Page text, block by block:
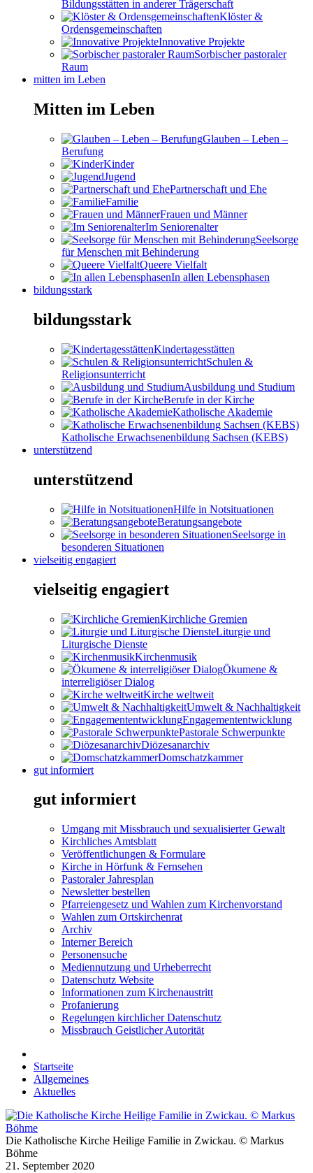
Bildungsstätten in anderer Trägerschaft
Klöster &
Ordensgemeinschaften
Innovative Projekte
Sorbischer pastoraler
Raum
mitten im Leben
Mitten im Leben
Glauben – Leben –
Berufung
Kinder
Jugend
Partnerschaft und Ehe
Familie
Frauen und Männer
Im Seniorenalter
Seelsorge
für Menschen mit Behinderung
Queere Vielfalt
In allen Lebensphasen
bildungsstark
bildungsstark
Kindertagesstätten
Schulen &
Religionsunterricht
Ausbildung und Studium
Berufe in der Kirche
Katholische Akademie
Katholische Erwachsenenbildung Sachsen (KEBS)
unterstützend
unterstützend
Hilfe in Notsituationen
Beratungsangebote
Seelsorge in
besonderen Situationen
vielseitig engagiert
vielseitig engagiert
Kirchliche Gremien
Liturgie und
Liturgische Dienste
Kirchenmusik
Ökumene &
interreligiöser Dialog
Kirche weltweit
Umwelt & Nachhaltigkeit
Engagemententwicklung
Pastorale Schwerpunkte
Diözesanarchiv
Domschatzkammer
gut informiert
gut informiert
Umgang mit Missbrauch und sexualisierter Gewalt
Kirchliches Amtsblatt
Veröffentlichungen & Formulare
Kirche in Hörfunk & Fernsehen
Pastoraler Jahresplan
Newsletter bestellen
Pfarreiengesetz und Wahlen zum Kirchenvorstand
Wahlen zum Ortskirchenrat
Archiv
Interner Bereich
Personensuche
Mediennutzung und Urheberrecht
Datenschutz Website
Informationen zum Kirchenaustritt
Profanierung
Regelungen kirchlicher Datenschutz
Missbrauch Geistlicher Autorität
Startseite
Allgemeines
Aktuelles
Die Katholische Kirche Heilige Familie in Zwickau. © Markus
Böhme
21. September 2020